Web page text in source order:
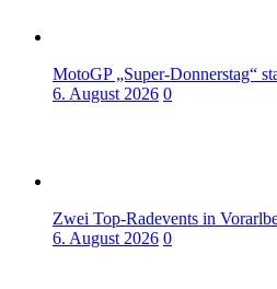
MotoGP „Super-Donnerstag“
6. August 2026 0
Zwei Top-Radevents in
6. August 2026 0